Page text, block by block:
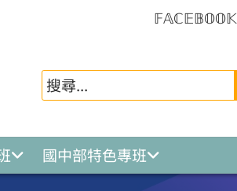
𝔽𝔸ℂ𝔼𝔹𝕆𝕆𝕂
國中部特色專班